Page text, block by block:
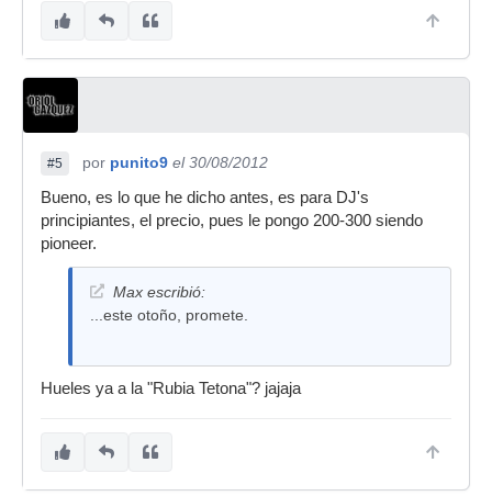
#5 por punito9 el 30/08/2012
Bueno, es lo que he dicho antes, es para DJ's
principiantes, el precio, pues le pongo 200-300 siendo
pioneer.
Max escribió:
...este otoño, promete.
Hueles ya a la "Rubia Tetona"? jajaja